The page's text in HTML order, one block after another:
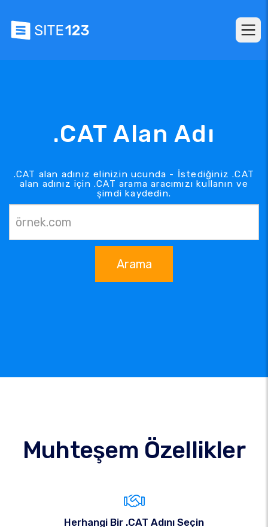
.CAT Alan Adı
.CAT alan adınız elinizin ucunda - İstediğiniz .CAT
alan adınız için .CAT arama aracımızı kullanın ve
şimdi kaydedin.
Arama
Muhteşem Özellikler
Herhangi Bir .CAT Adını Seçin